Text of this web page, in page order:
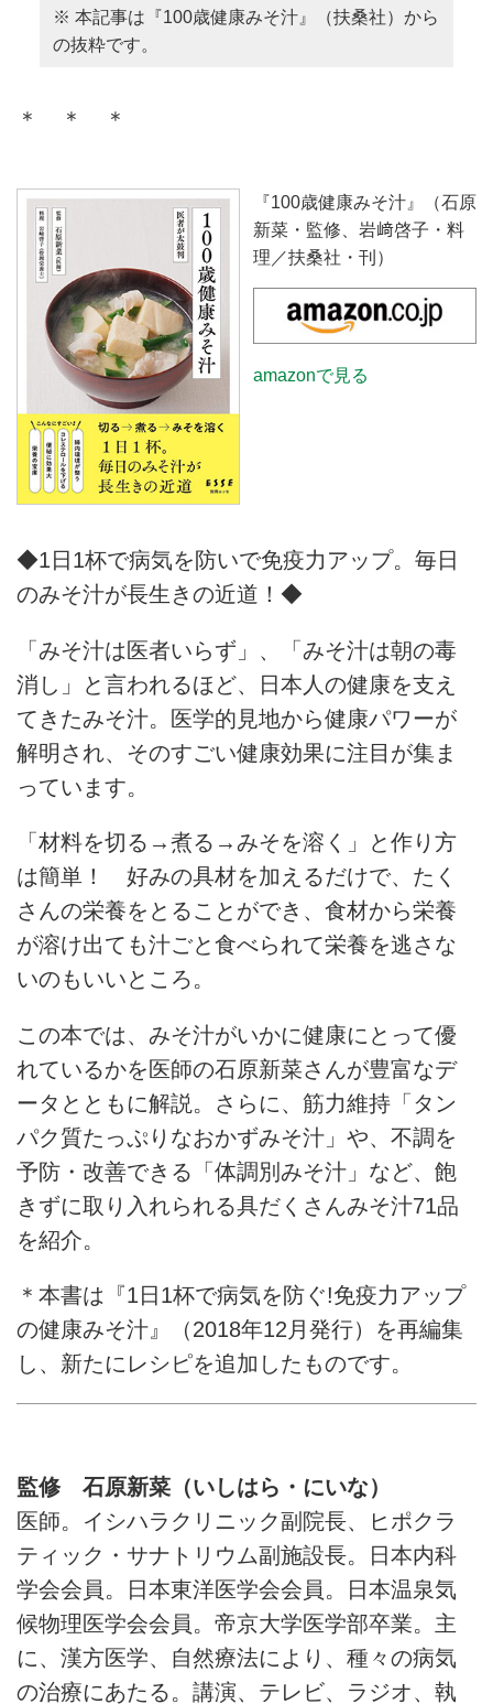
※ 本記事は『100歳健康みそ汁』（扶桑社）から
の抜粋です。
＊ ＊ ＊
『100歳健康みそ汁』（石原
新菜・監修、岩﨑啓子・料
理／扶桑社・刊）
amazonで見る
◆1日1杯で病気を防いで免疫力アップ。毎日
のみそ汁が長生きの近道！◆
「みそ汁は医者いらず」、「みそ汁は朝の毒
消し」と言われるほど、日本人の健康を支え
てきたみそ汁。医学的見地から健康パワーが
解明され、そのすごい健康効果に注目が集ま
っています。
「材料を切る→煮る→みそを溶く」と作り方
は簡単！ 好みの具材を加えるだけで、たく
さんの栄養をとることができ、食材から栄養
が溶け出ても汁ごと食べられて栄養を逃さな
いのもいいところ。
この本では、みそ汁がいかに健康にとって優
れているかを医師の石原新菜さんが豊富なデ
ータとともに解説。さらに、筋力維持「タン
パク質たっぷりなおかずみそ汁」や、不調を
予防・改善できる「体調別みそ汁」など、飽
きずに取り入れられる具だくさんみそ汁71品
を紹介。
＊本書は『1日1杯で病気を防ぐ!免疫力アップ
の健康みそ汁』（2018年12月発行）を再編集
し、新たにレシピを追加したものです。
監修 石原新菜（いしはら・にいな）
医師。イシハラクリニック副院長、ヒポクラ
ティック・サナトリウム副施設長。日本内科
学会会員。日本東洋医学会会員。日本温泉気
候物理医学会会員。帝京大学医学部卒業。主
に、漢方医学、自然療法により、種々の病気
の治療にあたる。講演、テレビ、ラジオ、執